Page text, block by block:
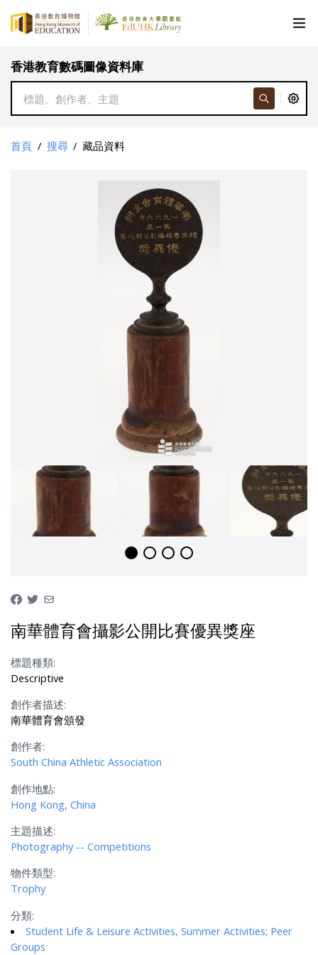
香港教育數碼圖像資料庫
首頁 / 搜尋 / 藏品資料
南華體育會攝影公開比賽優異獎座
標題種類:
Descriptive
創作者描述:
南華體育會頒發
創作者:
South China Athletic Association
創作地點:
Hong Kong, China
主題描述:
Photography -- Competitions
物件類型:
Trophy
分類:
Student Life & Leisure Activities, Summer Activities; Peer
Groups